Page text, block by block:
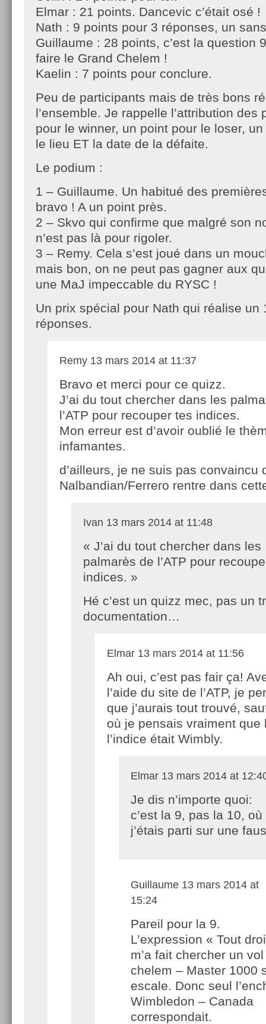
Elmar : 21 points. Dancevic c’était osé !
Nath : 9 points pour 3 réponses, un
Guillaume : 28 points, c’est la question
faire le Grand Chelem !
Kaelin : 7 points pour conclure.
Peu de participants mais de très bons
l’ensemble. Je rappelle l’attribution des
pour le winner, un point pour le loser,
le lieu ET la date de la défaite.
Le podium :
1 – Guillaume. Un habitué des
bravo ! A un point près.
2 – Skvo qui confirme que malgré son
n’est pas là pour rigoler.
3 – Remy. Cela s’est joué dans un
mais bon, on ne peut pas gagner aux
une MaJ impeccable du RYSC !
Un prix spécial pour Nath qui réalise un
réponses.
Remy 13 mars 2014 at 11:37
Bravo et merci pour ce quizz.
J’ai du tout chercher dans les
l’ATP pour recouper tes indices.
Mon erreur est d’avoir oublié le
infamantes.
d’ailleurs, je ne suis pas convaincu
Nalbandian/Ferrero rentre dans
Ivan 13 mars 2014 at 11:48
« J’ai du tout chercher dans les
palmarès de l’ATP pour
indices. »
Hé c’est un quizz mec, pas un
documentation…
Elmar 13 mars 2014 at 11:56
Ah oui, c’est pas fair ça!
l’aide du site de l’ATP, je
que j’aurais tout trouvé,
où je pensais vraiment que
l’indice était Wimbly.
Elmar 13 mars 2014 at
Je dis n’importe quoi:
c’est la 9, pas la 10, où
j’étais parti sur une
Guillaume 13 mars 2014 at
15:24
Pareil pour la 9.
L’expression « Tout
m’a fait chercher un
chelem – Master 1000
escale. Donc seul
Wimbledon – Canada
correspondait.